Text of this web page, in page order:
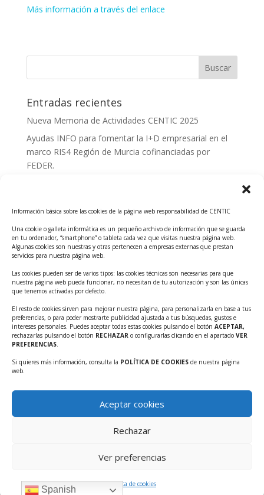
Información básica sobre las cookies de la página web responsabilidad de CENTIC
Una cookie o galleta informática es un pequeño archivo de información que se guarda
en tu ordenador, “smartphone” o tableta cada vez que visitas nuestra página web.
Algunas cookies son nuestras y otras pertenecen a empresas externas que prestan
servicios para nuestra página web.
Las cookies pueden ser de varios tipos: las cookies técnicas son necesarias para que
nuestra página web pueda funcionar, no necesitan de tu autorización y son las únicas
que tenemos activadas por defecto.
El resto de cookies sirven para mejorar nuestra página, para personalizarla en base a tus
preferencias, o para poder mostrarte publicidad ajustada a tus búsquedas, gustos e
intereses personales. Puedes aceptar todas estas cookies pulsando el botón ACEPTAR,
rechazarlas pulsando el botón RECHAZAR o configurarlas clicando en el apartado VER
PREFERENCIAS.
Si quieres más información, consulta la POLÍTICA DE COOKIES de nuestra página
web.
Aceptar cookies
Rechazar
Ver preferencias
Política de cookies
Más información a través del enlace
Entradas recientes
Nueva Memoria de Actividades CENTIC 2025
Ayudas INFO para fomentar la I+D empresarial en el
marco RIS4 Región de Murcia cofinanciadas por
FEDER.
Tecnológicos 2ª ed.
Ayudas INFO para el apoyo a las empresas
innovadoras con potencial tecnológico y escalables
Convocatoria Cheque de Innovación. Ayudas INFO
para la contratación de servicios de Innovación y
Competitividad
Cheque Inversión del INFO. Ayudas para la
contratación de servicios de Innovación y
Competitividad para apoyar rondas de financiación.
Inscripciones abiertas!!
Ayudas INFO para la contratación de servicios de
Innovación y Competitividad (CHEQUE
Spanish